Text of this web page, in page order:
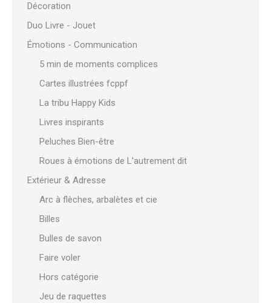
Décoration
Duo Livre - Jouet
Émotions - Communication
5 min de moments complices
Cartes illustrées fcppf
La tribu Happy Kids
Livres inspirants
Peluches Bien-être
Roues à émotions de L'autrement dit
Extérieur & Adresse
Arc à flèches, arbalètes et cie
Billes
Bulles de savon
Faire voler
Hors catégorie
Jeu de raquettes